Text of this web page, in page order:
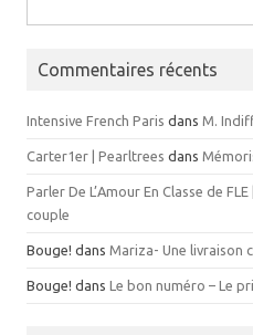
Commentaires récents
Intensive French Paris dans M.
Carter1er | Pearltrees dans
Parler De L’Amour En Classe de FLE
couple
Bouge! dans Mariza- Une livraison
Bouge! dans Le bon numéro – Le